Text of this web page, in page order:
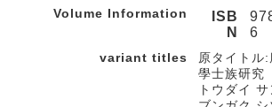
Volume Information
ISB
N
6
variant titles
原タイトル
學士族研究
トウダイ